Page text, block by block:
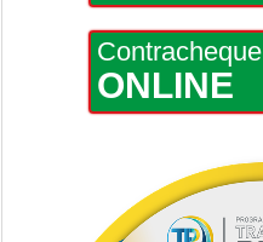
Contracheque
ONLINE